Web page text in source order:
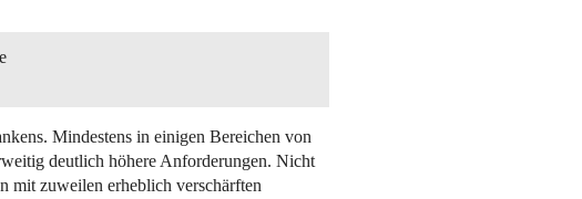
Mindestens in einigen Bereichen von
deutlich höhere Anforderungen. Nicht
mit zuweilen erheblich verschärften